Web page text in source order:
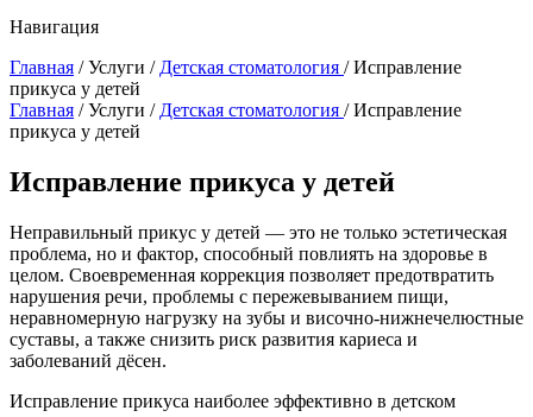
Навигация
Главная /Услуги / Детская стоматология /Исправление
прикуса у детей
Главная /Услуги / Детская стоматология /Исправление
прикуса у детей
Исправление прикуса у детей
Неправильный прикус у детей — это не только эстетическая
проблема, но и фактор, способный повлиять на здоровье в
целом. Своевременная коррекция позволяет предотвратить
нарушения речи, проблемы с пережевыванием пищи,
неравномерную нагрузку на зубы и височно-нижнечелюстные
суставы, а также снизить риск развития кариеса и
заболеваний дёсен.
Исправление прикуса наиболее эффективно в детском